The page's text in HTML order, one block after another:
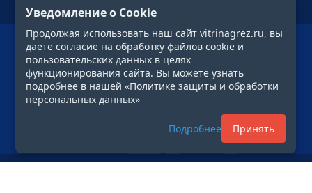
О компании
Сервис
Профиль
Фильтр
Уведомление о Cookie
Продолжая использовать наш сайт vitrinagrez.ru, вы
даете согласие на обработку файлов cookie и
пользовательских данных в целях
функционирования сайта. Вы можете узнать
подробнее в нашей «Политике защиты и обработки
персональных данных»
Подробнее Принять